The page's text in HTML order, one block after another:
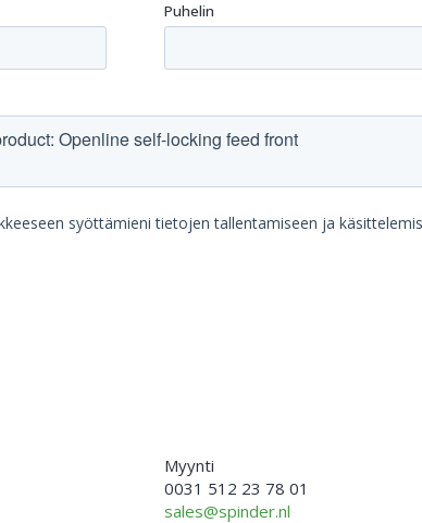
Myynti
0031 512 23 78 01
sales@spinder.nl